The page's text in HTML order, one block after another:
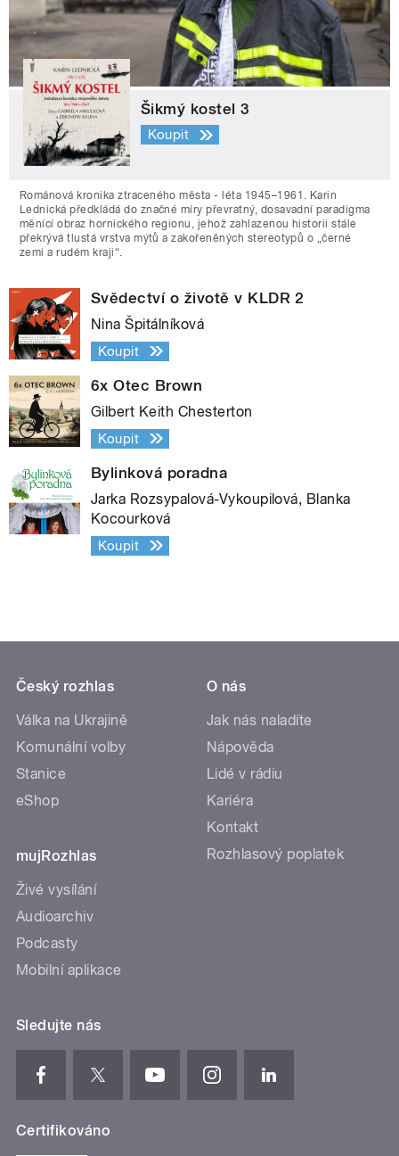
Šikmý kostel 3
Koupit
Románová kronika ztraceného města - léta 1945–1961. Karin
Lednická předkládá do značné míry převratný, dosavadní paradigma
měnící obraz hornického regionu, jehož zahlazenou historii stále
překrývá tlustá vrstva mýtů a zakořeněných stereotypů o „černé
zemi a rudém kraji“.
Svědectví o životě v KLDR 2
Nina Špitálníková
Koupit
6x Otec Brown
Gilbert Keith Chesterton
Koupit
Bylinková poradna
Jarka Rozsypalová-Vykoupilová, Blanka
Kocourková
Koupit
Český rozhlas
Válka na Ukrajině
Komunální volby
Stanice
eShop
mujRozhlas
Živé vysílání
Audioarchiv
Podcasty
Mobilní aplikace
O nás
Jak nás naladíte
Nápověda
Lidé v rádiu
Kariéra
Kontakt
Rozhlasový poplatek
Sledujte nás
Certifikováno